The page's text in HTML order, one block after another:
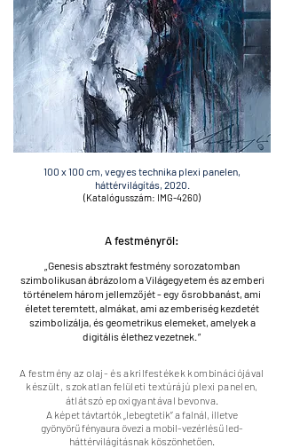
100 x 100 cm, vegyes technika plexi panelen,
háttérvilágítás, 2020.
(Katalógusszám: IMG-4260)
A festményről:
Genesis absztrakt festmény sorozatomban
szimbolikusan ábrázolom a Világegyetem és az emberi
történelem három jellemzőjét - egy ősrobbanást, ami
életet teremtett, almákat, ami az emberiség kezdetét
szimbolizálja, és geometrikus elemeket, amelyek a
digitális élethez vezetnek .”
A festmény az olaj- és akrilfestékek kombinációjával
készült, szokatlan felületi textúrájú plexi panelen,
átlátszó epoxigyantával bevonva.
A képet távtartók „lebegtetik” a falnál, illetve
gyönyörűfényaura övezi a mobil-vezérlésű led-
háttérvilágításnak köszönhetően.